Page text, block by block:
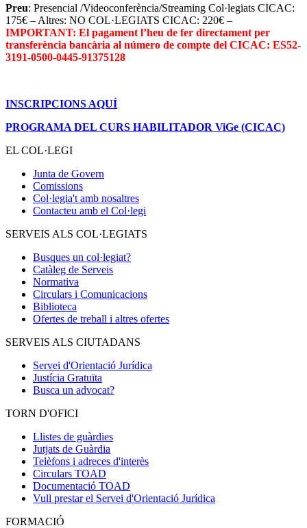
Preu: Presencial /Videoconferència/Streaming Col·legiats CICAC:
175€ – Altres: NO COL·LEGIATS CICAC: 220€ –
IMPORTANT: El pagament l’heu de fer directament per
transferència bancària al número de compte del CICAC: ES52-
3191-0500-0445-91375128
INSCRIPCIONS AQUÍ
PROGRAMA DEL CURS HABILITADOR ViGe (CICAC)
EL COL·LEGI
Junta de Govern
Comissions
Col·legia't amb nosaltres
Contacteu amb el Col·legi
SERVEIS ALS COL·LEGIATS
Busques un col·legiat?
Catàleg de Serveis
Normativa
Circulars i Comunicacions
Biblioteca
Ofertes de treball i altres ofertes
SERVEIS ALS CIUTADANS
Servei d'Orientació Jurídica
Justícia Gratuïta
Busca un advocat?
TORN D'OFICI
Llistes de guàrdies
Jutjats de Guàrdia
Telèfons i adreces d'interès
Circulars TOAD
Documentació TOAD
Vull prestar el Servei d'Orientació Jurídica
FORMACIÓ